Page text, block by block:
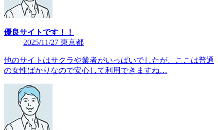
優良サイトです！！
2025/11/27 東京都
他のサイトはサクラや業者がいっぱいでしたが、ここは普通
の女性ばかりなので安心して利用できますね…